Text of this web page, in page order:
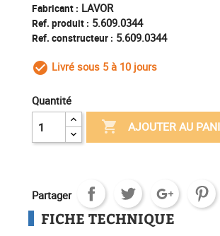
Fabricant : LAVOR
Ref. produit : 5.609.0344
Ref. constructeur : 5.609.0344
check_circle_outline
Livré sous 5 à 10 jours
Quantité
 AJOUTER AU
Partager
FICHE TECHNIQUE